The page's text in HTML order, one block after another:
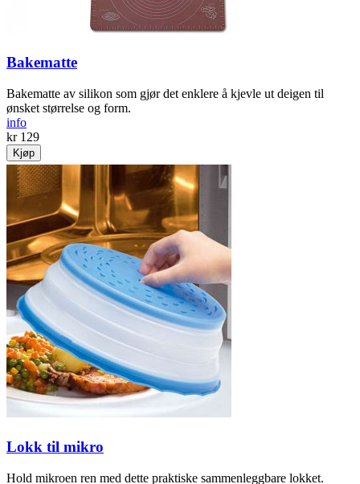
Bakematte
Bakematte av silikon som gjør det enklere å kjevle ut deigen til
ønsket størrelse og form.
info
kr 129
Kjøp
Lokk til mikro
Hold mikroen ren med dette praktiske sammenleggbare lokket.